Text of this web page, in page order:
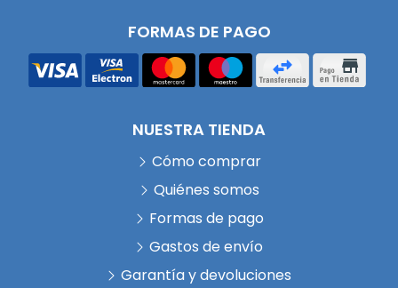
FORMAS DE PAGO
NUESTRA TIENDA
Cómo comprar
Quiénes somos
Formas de pago
Gastos de envío
Garantía y devoluciones